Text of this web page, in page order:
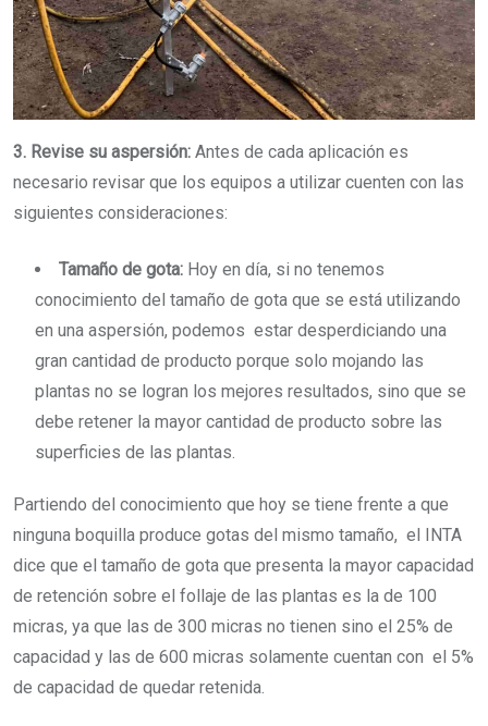
3. Revise su aspersión: Antes de cada aplicación es
necesario revisar que los equipos a utilizar cuenten con las
siguientes consideraciones:
Tamaño de gota: Hoy en día, si no tenemos
conocimiento del tamaño de gota que se está utilizando
en una aspersión, podemos estar desperdiciando una
gran cantidad de producto porque solo mojando las
plantas no se logran los mejores resultados, sino que se
debe retener la mayor cantidad de producto sobre las
superficies de las plantas.
Partiendo del conocimiento que hoy se tiene frente a que
ninguna boquilla produce gotas del mismo tamaño, el INTA
dice que el tamaño de gota que presenta la mayor capacidad
de retención sobre el follaje de las plantas es la de 100
micras, ya que las de 300 micras no tienen sino el 25% de
capacidad y las de 600 micras solamente cuentan con el 5%
de capacidad de quedar retenida.